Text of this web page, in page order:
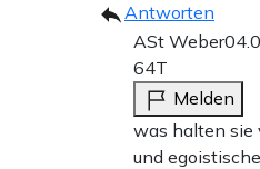
Antworten
ASt Weber
64T
Melden
was halten sie
und